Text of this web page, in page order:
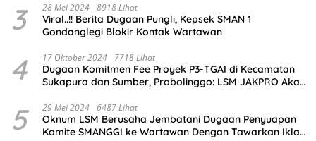
3 28 Mei 2024 8918 Lihat
Viral..!! Berita Dugaan Pungli, Kepsek SMAN 1
Gondanglegi Blokir Kontak Wartawan
4 17 Oktober 2024 7718 Lihat
Dugaan Komitmen Fee Proyek P3-TGAI di Kecamatan
Sukapura dan Sumber, Probolinggo: LSM JAKPRO Akan
5 29 Mei 2024 6487 Lihat
Oknum LSM Berusaha Jembatani Dugaan Penyuapan
Komite SMANGGI ke Wartawan Dengan Tawarkan Iklan